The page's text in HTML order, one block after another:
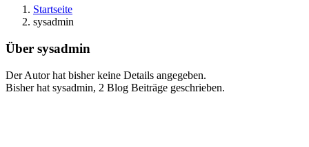
Startseite
sysadmin
Über sysadmin
Der Autor hat bisher keine Details angegeben.
Bisher hat sysadmin, 2 Blog Beiträge geschrieben.